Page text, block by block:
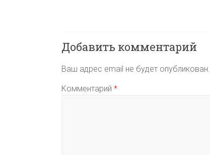
Добавить комментарий
Ваш адрес email не будет опубликован.
Комментарий *